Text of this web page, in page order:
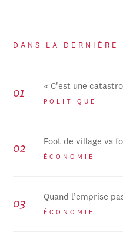
DANS LA DERNIÈRE
« C'est une
POLITIQUE
Foot de village vs
ÉCONOMIE
Quand l’emprise
ÉCONOMIE